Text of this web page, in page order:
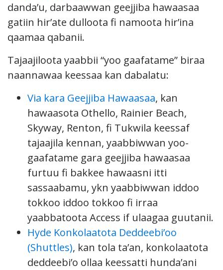
danda’u, darbaawwan geejjiba hawaasaa
gatiin hir’ate dulloota fi namoota hir’ina
qaamaa qabanii.
Tajaajiloota yaabbii “yoo gaafatame” biraa
naannawaa keessaa kan dabalatu:
Via kara Geejjiba Hawaasaa, kan
hawaasota Othello, Rainier Beach,
Skyway, Renton, fi Tukwila keessaf
tajaajila kennan, yaabbiwwan yoo-
gaafatame gara geejjiba hawaasaa
furtuu fi bakkee hawaasni itti
sassaabamu, ykn yaabbiwwan iddoo
tokkoo iddoo tokkoo fi irraa
yaabbatoota Access if ulaagaa guutanii.
Hyde Konkolaatota Deddeebi’oo
(Shuttles), kan tola ta’an, konkolaatota
deddeebi’o ollaa keessatti hunda’ani